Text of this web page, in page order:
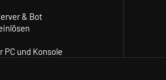
in der Umgebung aufzudecken. Finde
& Bot
PC und Konsole